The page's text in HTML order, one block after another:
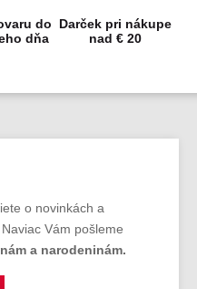
do
dňa
Darček pri nákupe
nad € 20
o novinkách a
Vám pošleme
a narodeninám.